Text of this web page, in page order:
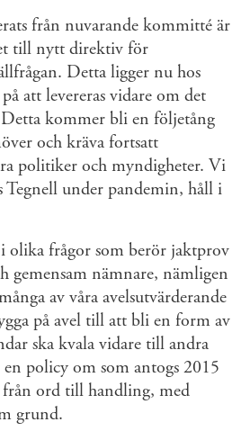
från nuvarande kommitté är
till nytt direktiv för
Detta ligger nu hos
att levereras vidare om det
kommer bli en följetång
och kräva fortsatt
politiker och myndigheter. Vi
Tegnell under pandemin, håll i
olika frågor som berör jaktprov
gemensam nämnare, nämligen
av våra avelsutvärderande
på avel till att bli en form av
ska kvala vidare till andra
policy om som antogs 2015
från ord till handling, med
grund.